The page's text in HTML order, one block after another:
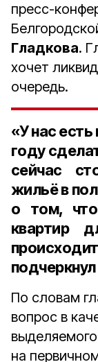
пресс-
Гладкова.
хочет
очередь.
«У нас
году
сейчас
жильё в
о том,
квартир
По словам
вопрос в
на